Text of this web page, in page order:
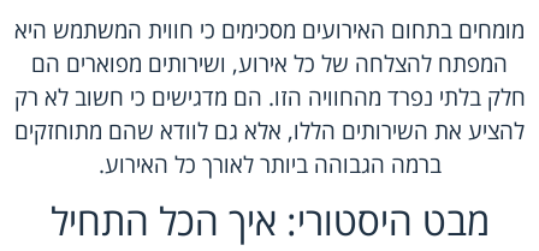
מומחים בתחום האירועים מסכימים כי חווית המשתמש היא
המפתח להצלחה של כל אירוע, ושירותים מפוארים הם
חלק בלתי נפרד מהחוויה הזו. הם מדגישים כי חשוב לא רק
להציע את השירותים הללו, אלא גם לוודא שהם מתוחזקים
ברמה הגבוהה ביותר לאורך כל האירוע.
מבט היסטורי: איך הכל התחיל